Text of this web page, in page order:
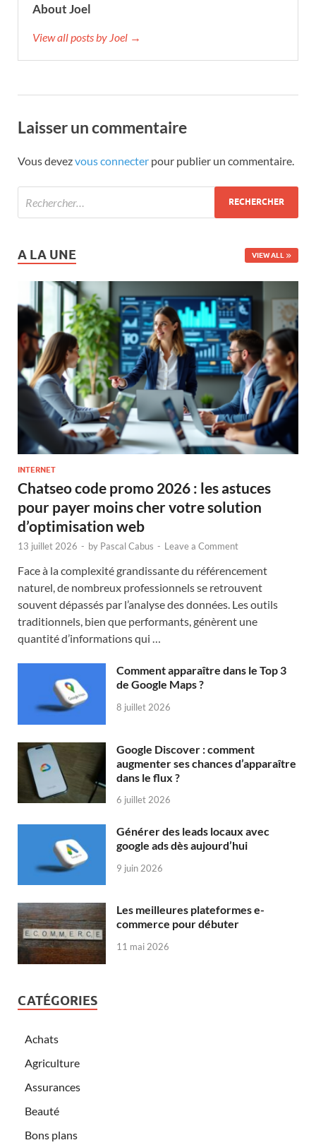
About Joel
View all posts by Joel →
Laisser un commentaire
Vous devezvous connecter pour publier un commentaire.
A LA UNE VIEW ALL
INTERNET
Chatseo code promo 2026 : les astuces
pour payer moins cher votre solution
d’optimisation web
13 juillet 2026 - by Pascal Cabus - Leave a Comment
Face à la complexité grandissante du référencement
naturel, de nombreux professionnels se retrouvent
souvent dépassés par l’analyse des données. Les outils
traditionnels, bien que performants, génèrent une
quantité d’informations qui …
Comment apparaître dans le Top 3
de Google Maps ?
8 juillet 2026
Google Discover : comment
augmenter ses chances d’apparaître
dans le flux ?
6 juillet 2026
Générer des leads locaux avec
google ads dès aujourd’hui
9 juin 2026
Les meilleures plateformes e-
commerce pour débuter
11 mai 2026
CATÉGORIES
Achats
Agriculture
Assurances
Beauté
Bons plans